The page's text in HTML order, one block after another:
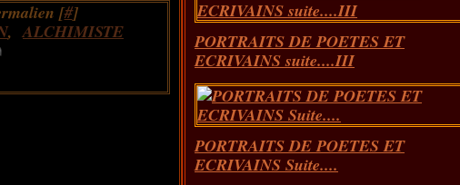
[#]
,ALCHIMISTE
PORTRAITS DE POETES ET
ECRIVAINS suite....III
PORTRAITS DE POETES ET
ECRIVAINS Suite....